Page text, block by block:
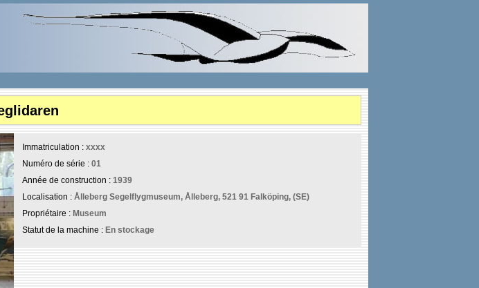
Immatriculation : xxxx
Numéro de série : 01
Année de construction : 1939
Localisation : Ålleberg Segelflygmuseum, Ålleberg, 521 91 Falköping, (SE)
Propriétaire : Museum
Statut de la machine : En stockage